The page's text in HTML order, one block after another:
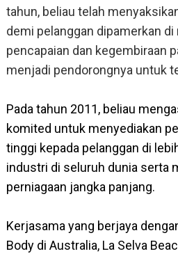
tahun, beliau telah
demi pelanggan dipamerkan di
pencapaian dan kegembiraan
menjadi pendorongnya untuk
Pada tahun 2011, beliau
komited untuk menyediakan
tinggi kepada pelanggan di
industri di seluruh dunia serta
perniagaan jangka panjang.
Kerjasama yang berjaya
Body di Australia, La Selva